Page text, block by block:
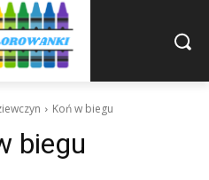
Koń w biegu
biegu